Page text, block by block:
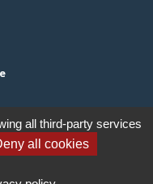
all third-party services
all cookies